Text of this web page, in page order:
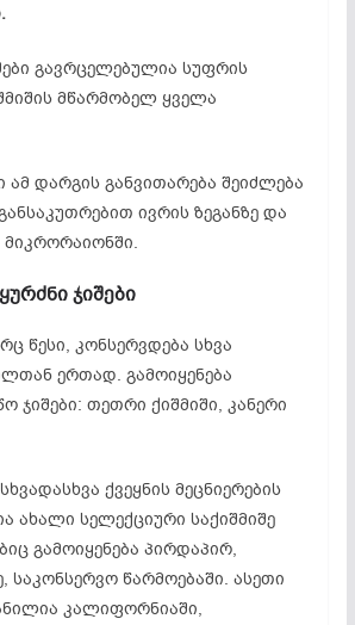
გავრცელებულია სუფრის
მწარმობელ ყველა
დარგის განვითარება შეიძლება
ივრის ზეგანზე და
ჯიშები
წესი, კონსერვდება სხვა
ერთად. გამოიყენება
ჯიშები: თეთრი ქიშმიში, კანერი
ქვეყნის მეცნიერების
ახალი სელექციური საქიშმიშე
გამოიყენება პირდაპირ,
საკონსერვო წარმოებაში. ასეთი
კალიფორნიაში,